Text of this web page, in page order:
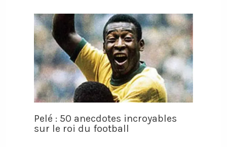
Pelé : 50 anecdotes incroyables
sur le roi du football